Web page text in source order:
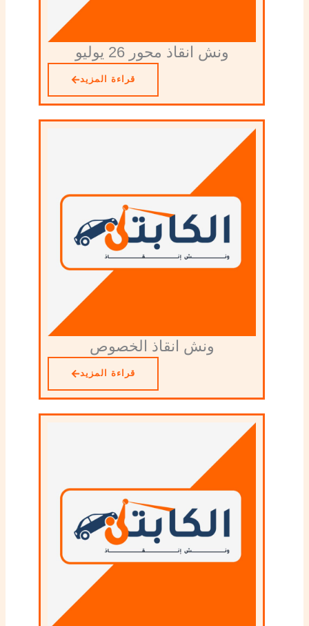
ونش انقاذ محور 26 يوليو
قراءة المزيد
ونش انقاذ الخصوص
قراءة المزيد